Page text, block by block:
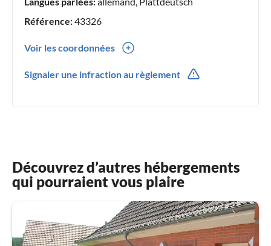
Référence:43326
Voir les coordonnées
Signaler une infraction au règlement
Découvrez d’autres hébergements
qui pourraient vous plaire